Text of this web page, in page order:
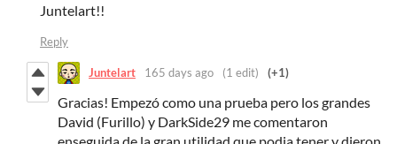
Juntelart!!
Reply
Juntelart 165 days ago (1 edit) (+1)
Gracias! Empezó como una prueba pero los grandes
David (Furillo) y DarkSide29 me comentaron